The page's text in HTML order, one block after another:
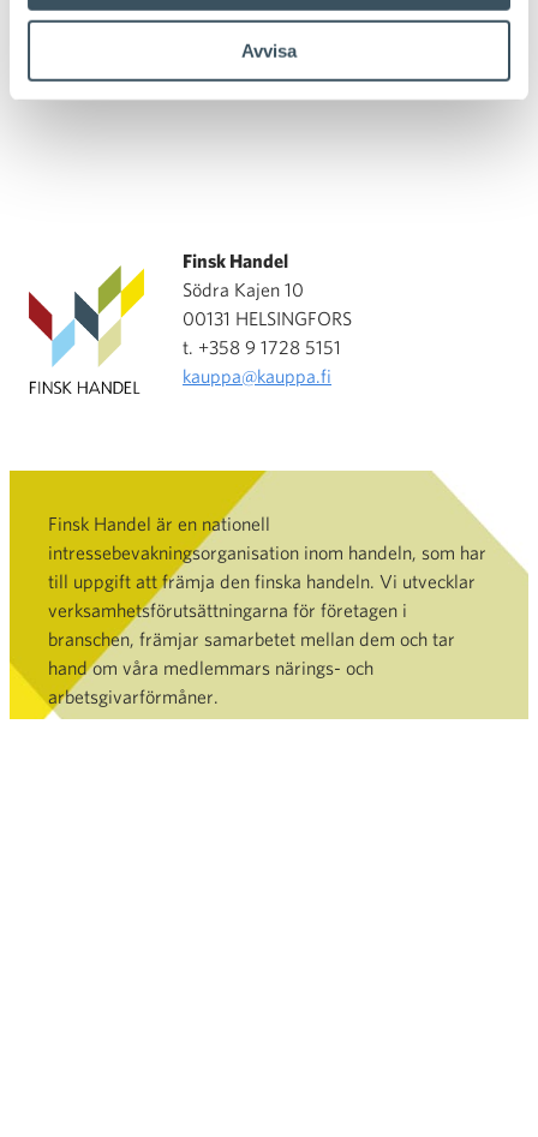
Avvisa
Finsk Handel
Södra Kajen 10
00131 HELSINGFORS
t. +358 9 1728 5151
kauppa@kauppa.fi
Finsk Handel är en nationell
intressebevakningsorganisation inom handeln, som har
till uppgift att främja den finska handeln. Vi utvecklar
verksamhetsförutsättningarna för företagen i
branschen, främjar samarbetet mellan dem och tar
hand om våra medlemmars närings- och
arbetsgivarförmåner.